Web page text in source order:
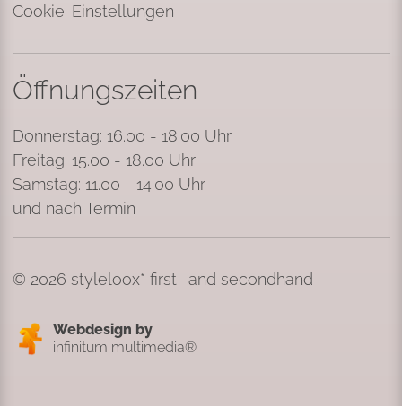
Cookie-Einstellungen
Öffnungszeiten
Donnerstag: 16.00 - 18.00 Uhr
Freitag: 15.00 - 18.00 Uhr
Samstag: 11.00 - 14.00 Uhr
und nach Termin
© 2026 styleloox* first- and secondhand
Webdesign by
infinitum multimedia®